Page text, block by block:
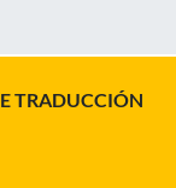
TRADUCCIÓN